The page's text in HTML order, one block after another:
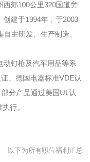
郊100公里320国道旁
建于1994年，于2003
主研发、生产制造、
动钉枪及汽车用品等系
、德国电器标准VDE认
分产品通过美国UL认
行。
标准化仓库、星级食
处处能体会家的温馨。
以下为所有职位福利汇总